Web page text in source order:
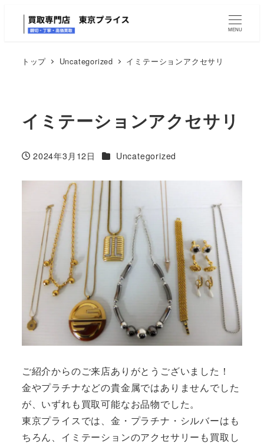
MENU
トップ Uncategorized イミテーションアクセサリ
イミテーションアクセサリ
投稿日
2024年3月12日 カテゴリー
Uncategorized
ご紹介からのご来店ありがとうございました！
金やプラチナなどの貴金属ではありませんでした
が、いずれも買取可能なお品物でした。
東京プライスでは、金・プラチナ・シルバーはも
ちろん、イミテーションのアクセサリーも買取し